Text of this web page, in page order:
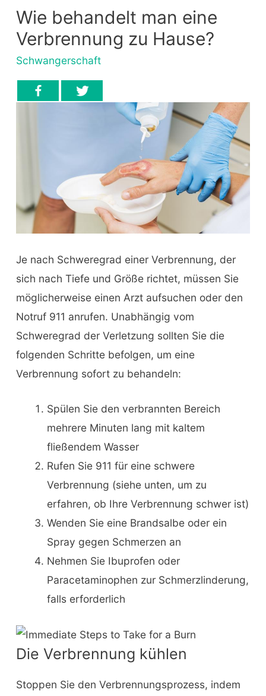
Wie behandelt man eine
Verbrennung zu Hause?
Schwangerschaft
Je nach Schweregrad einer Verbrennung, der
sich nach Tiefe und Größe richtet, müssen Sie
möglicherweise einen Arzt aufsuchen oder den
Notruf 911 anrufen. Unabhängig vom
Schweregrad der Verletzung sollten Sie die
folgenden Schritte befolgen, um eine
Verbrennung sofort zu behandeln:
Spülen Sie den verbrannten Bereich
mehrere Minuten lang mit kaltem
fließendem Wasser
Rufen Sie 911 für eine schwere
Verbrennung (siehe unten, um zu
erfahren, ob Ihre Verbrennung schwer ist)
Wenden Sie eine Brandsalbe oder ein
Spray gegen Schmerzen an
Nehmen Sie Ibuprofen oder
Paracetaminophen zur Schmerzlinderung,
falls erforderlich
Die Verbrennung kühlen
Stoppen Sie den Verbrennungsprozess, indem